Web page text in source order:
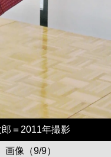
＝2011年撮影
像（9/9）